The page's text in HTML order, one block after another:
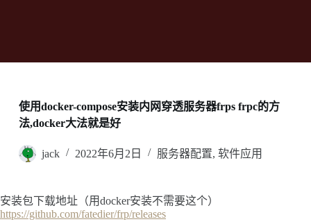
使用docker-compose安装内网穿透服务器frps frpc的方
法,docker大法就是好
jack 2022年6月2日 服务器配置, 软件应用
安装包下载地址（用docker安装不需要这个）
https://github.com/fatedier/frp/releases